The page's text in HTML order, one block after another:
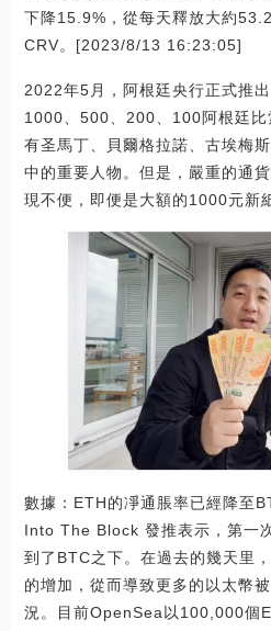
下降15.9%，從每天釋放大約
CRV。[2023/8/13 16:23:05]
2022年5月，阿根廷央行正式推
1000、500、200、100阿根廷比
有圣馬丁、貝爾格拉諾、古埃梅
中的重要人物。但是，嚴重的通
現不便，即便是大額的1000元新
數據：ETH的凈通脹率已經降至
Into The Block 發推表示，第一
到了BTC之下。在過去的幾天里
的增加，從而導致更多的以太幣
況。目前OpenSea以100,000個